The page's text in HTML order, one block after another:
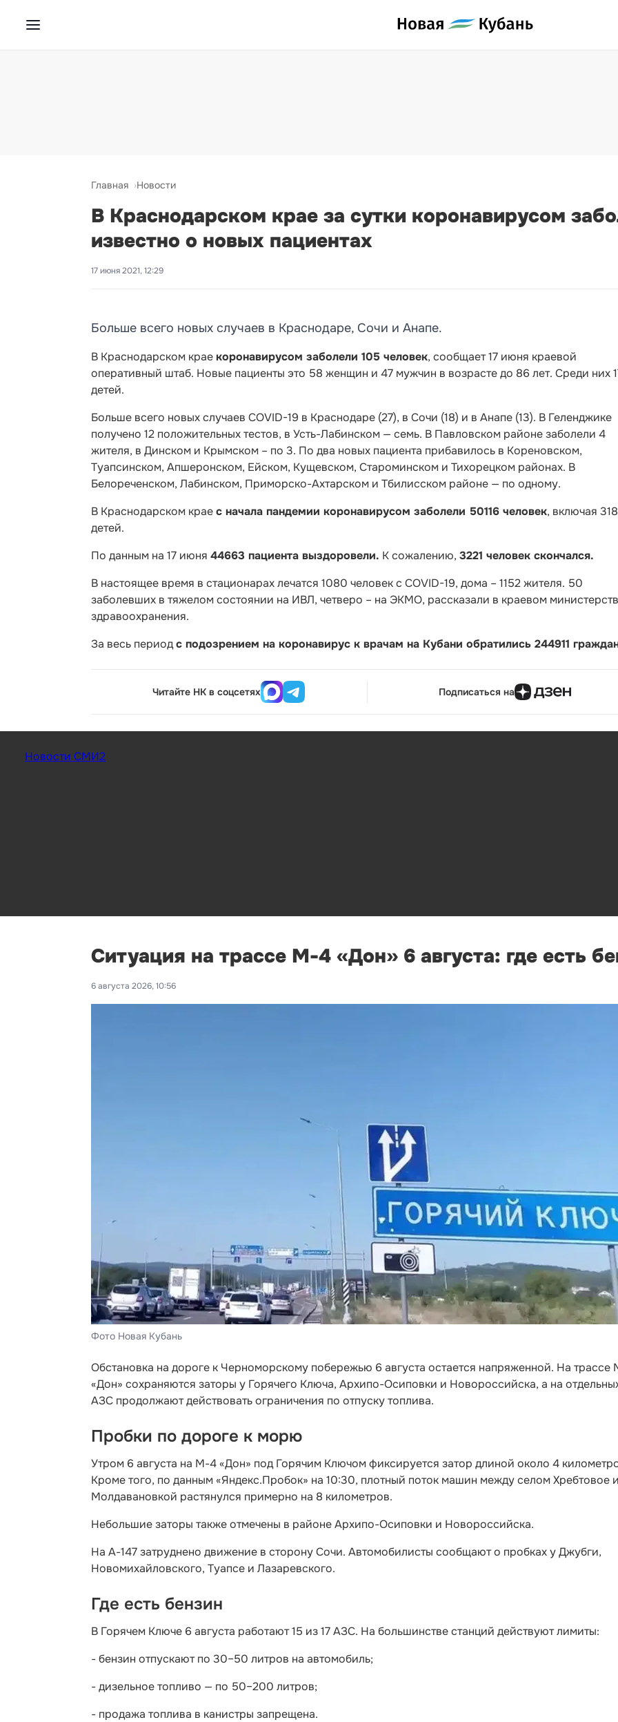
Главная Новости
В Краснодарском крае за сутки коронавирусом
известно о новых пациентах
17 июня 2021, 12:29
Больше всего новых случаев в Краснодаре, Сочи и Анапе.
В Краснодарском краекоронавирусом заболели 105 человек, сообщает 17 июня краевой
оперативный штаб. Новые пациенты это 58 женщин и 47 мужчин в возрасте до 86 лет. Среди них
детей.
Больше всего новых случаев COVID-19 в Краснодаре (27), в Сочи (18) и в Анапе (13). В Геленджике
получено 12 положительных тестов, в Усть-Лабинском — семь. В Павловском районе заболели 4
жителя, в Динском и Крымском – по 3. По два новых пациента прибавилось в Кореновском,
Туапсинском, Апшеронском, Ейском, Кущевском, Староминском и Тихорецком районах. В
Белореченском, Лабинском, Приморско-Ахтарском и Тбилисском районе — по одному.
В Краснодарском краес начала пандемии коронавирусом заболели 50116 человек, включая
детей.
По данным на 17 июня 44663 пациента выздоровели. К сожалению, 3221 человек скончался.
В настоящее время в стационарах лечатся 1080 человек с COVID-19, дома – 1152 жителя. 50
заболевших в тяжелом состоянии на ИВЛ, четверо – на ЭКМО, рассказали в краевом
здравоохранения.
За весь периодс подозрением на коронавирус к врачам на Кубани обратились 244911
Читайте НК в соцсетях Подписаться на
Новости СМИ2
Ситуация на трассе М-4 «Дон» 6 августа: где есть
6 августа 2026, 10:56
Фото Новая Кубань
Обстановка на дороге к Черноморскому побережью 6 августа остается напряженной. На трассе
«Дон» сохраняются заторы у Горячего Ключа, Архипо-Осиповки и Новороссийска, а на
АЗС продолжают действовать ограничения по отпуску топлива.
Пробки по дороге к морю
Утром 6 августа на М-4 «Дон» под Горячим Ключом фиксируется затор длиной около 4
Кроме того, по данным «Яндекс.Пробок» на 10:30, плотный поток машин между селом Хребтовое
Молдавановкой растянулся примерно на 8 километров.
Небольшие заторы также отмечены в районе Архипо-Осиповки и Новороссийска.
На А-147 затруднено движение в сторону Сочи. Автомобилисты сообщают о пробках у Джубги,
Новомихайловского, Туапсе и Лазаревского.
Где есть бензин
В Горячем Ключе 6 августа работают 15 из 17 АЗС. На большинстве станций действуют лимиты:
- бензин отпускают по 30–50 литров на автомобиль;
- дизельное топливо — по 50–200 литров;
- продажа топлива в канистры запрещена.